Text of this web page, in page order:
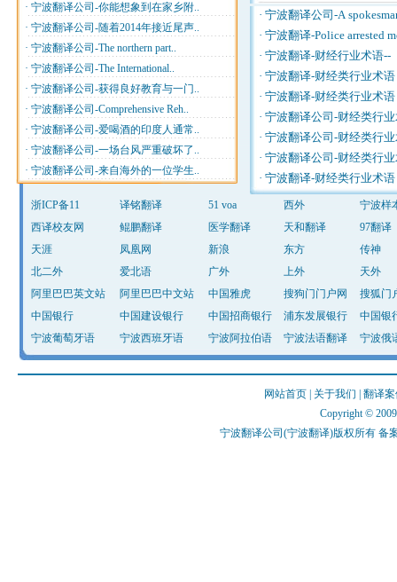
· 宁波翻译公司-你能想象到在家乡附..
· 宁波翻译公司-随着2014年接近尾声..
· 宁波翻译公司-The northern part..
· 宁波翻译公司-The International..
· 宁波翻译公司-获得良好教育与一门..
· 宁波翻译公司-Comprehensive Reh..
· 宁波翻译公司-爱喝酒的印度人通常..
· 宁波翻译公司-一场台风严重破坏了..
· 宁波翻译公司-来自海外的一位学生..
· 宁波翻译公司-A
· 宁波翻译-Police arrested
· 宁波翻译-财经行业术语--
· 宁波翻译-财经类行业术语
· 宁波翻译-财经类行业术语
· 宁波翻译公司-财经类行
· 宁波翻译公司-财经类行
· 宁波翻译公司-财经类行业
· 宁波翻译-财经类行业术语
浙ICP备11 译铭翻译 51 voa 西外
宁波样
西译校友网
鲲鹏翻译 医学翻译 天和翻译
97翻译
天涯
凤凰网 新浪 东方
传神
北二外
爱北语 广外 上外
天外
阿里巴巴英文站
阿里巴巴中文站 中国雅虎 搜狗门门户网
搜狐门
中国银行
中国建设银行 中国招商银行 浦东发展银行
中国银
宁波葡萄牙语
宁波西班牙语 宁波阿拉伯语 宁波法语翻译 宁波俄
网站首页 关于我们
翻译
Copyright ©
宁波翻译公司(宁波翻译)版权所有 备